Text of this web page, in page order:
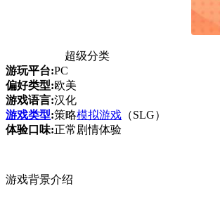
超级分类
游玩平台:PC
偏好类型:欧美
游戏语言:汉化
游戏类型:策略模拟游戏 （SLG）
体验口味:正常剧情体验
游戏背景介绍